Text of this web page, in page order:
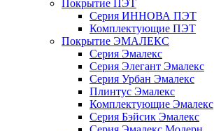
Покрытие ПЭТ
Серия ИННОВА ПЭТ
Комплектующие ПЭТ
Покрытие ЭМАЛЕКС
Серия Эмалекс
Серия Элегант Эмалекс
Серия Урбан Эмалекс
Плинтус Эмалекс
Комплектующие Эмалекс
Серия Бэйсик Эмалекс